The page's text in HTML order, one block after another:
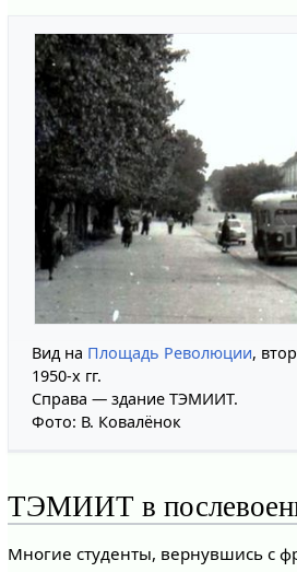
Вид на Площадь Революции,
1950-х гг.
Справа — здание ТЭМИИТ.
Фото: В. Ковалёнок
ТЭМИИТ в
Многие студенты, вернувшись с